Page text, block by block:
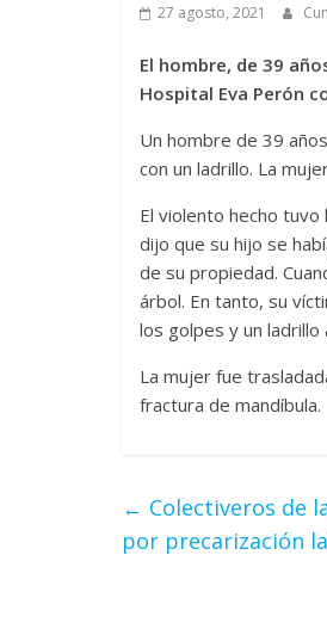
27 agosto, 2021
El hombre, de 39
Hospital Eva Perón
Un hombre de 39
con un ladrillo. La
El violento hecho tuvo
dijo que su hijo se
de su propiedad.
árbol. En tanto, su
los golpes y un ladrillo
La mujer fue
fractura de mandíbula.
← Colectiveros de
por precarización